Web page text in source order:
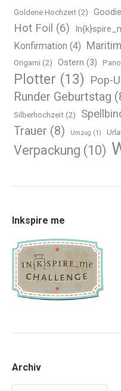
Goldene Hochzeit (2)
Hot Foil (6)
Konfirmation (4) Maritim
Origami (2) Ostern (3)
Plotter (13) Pop-
Runder Geburtstag
Silberhochzeit (2)
Trauer (8) Umzug (1)
Verpackung (10)
Inkspire me
Archiv